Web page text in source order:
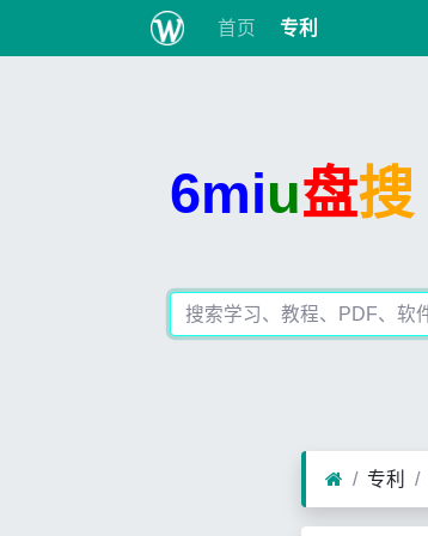
首页 专利
6miu盘搜
专利